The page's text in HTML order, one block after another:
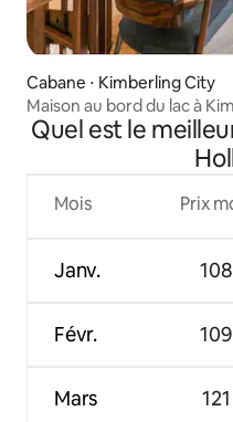
Cabane ⋅ Kimberling City
Maison au bord du lac à
Quel est le
Mois
Janv.
Févr.
Mars
Prix